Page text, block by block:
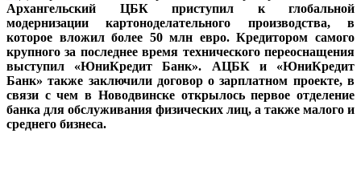
Архангельский ЦБК приступил к глобальной
модернизации картоноделательного производства, в
которое вложил более 50 млн евро. Кредитором самого
крупного за последнее время технического переоснащения
выступил «ЮниКредит Банк». АЦБК и «ЮниКредит
Банк» также заключили договор о зарплатном проекте, в
связи с чем в Новодвинске открылось первое отделение
банка для обслуживания физических лиц, а также малого и
среднего бизнеса.